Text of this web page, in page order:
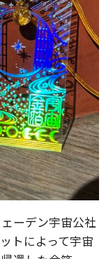
ーデン宇宙公社
トによって宇宙